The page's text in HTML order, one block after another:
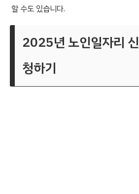
할 수도 있습니다.
2025년 노인일자리 신
청하기